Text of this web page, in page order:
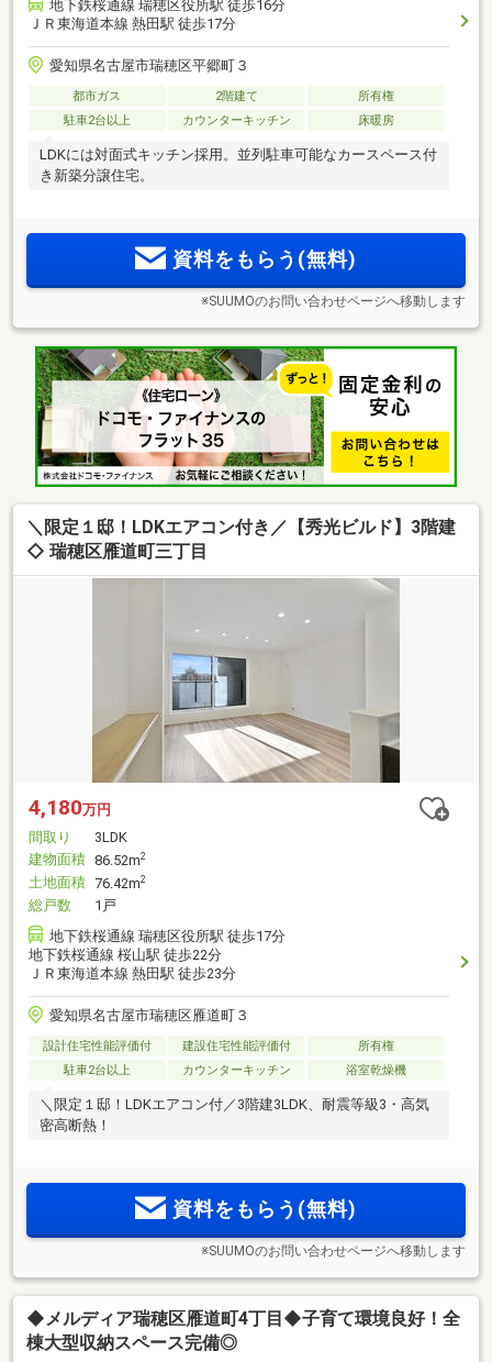
地下鉄桜通線 瑞穂区役所駅 徒歩16分
ＪＲ東海道本線 熱田駅 徒歩17分
愛知県名古屋市瑞穂区平郷町３
都市ガス 2階建て
所有権
駐車2台以上
カウンターキッチン 床暖房
LDKには対面式キッチン採用。並列駐車可能なカースペース付
き新築分譲住宅。
資料をもらう(無料)
※SUUMOのお問い合わせページへ移動します
＼限定１邸！LDKエアコン付き／【秀光ビルド】3階建
◇ 瑞穂区雁道町三丁目
4,180万円
間取り
3LDK
建物面積 86.52m2
土地面積 76.42m2
総戸数
1戸
地下鉄桜通線 瑞穂区役所駅 徒歩17分
地下鉄桜通線 桜山駅 徒歩22分
ＪＲ東海道本線 熱田駅 徒歩23分
愛知県名古屋市瑞穂区雁道町３
設計住宅性能評価付 建設住宅性能評価付
所有権
駐車2台以上
カウンターキッチン 浴室乾燥機
＼限定１邸！LDKエアコン付／3階建3LDK、耐震等級3・高気
密高断熱！
資料をもらう(無料)
※SUUMOのお問い合わせページへ移動します
◆メルディア瑞穂区雁道町4丁目◆子育て環境良好！全
棟大型収納スペース完備◎